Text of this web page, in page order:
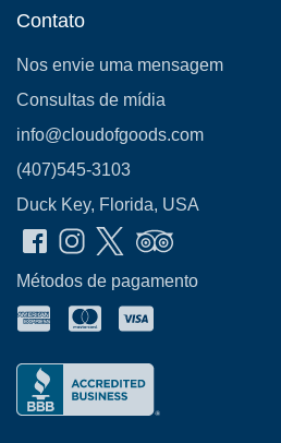
Contato
Nos envie uma mensagem
Consultas de mídia
info@cloudofgoods.com
(407)545-3103
Duck Key, Florida, USA
Métodos de pagamento